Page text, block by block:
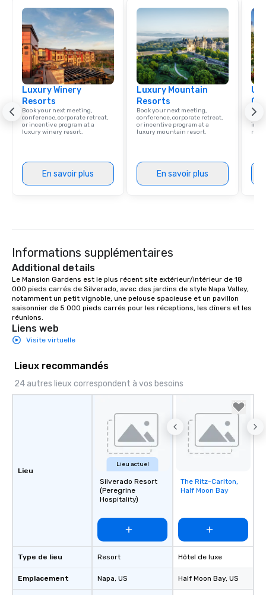
Luxury Winery
Resorts
Book your next meeting,
conference, corporate retreat,
or incentive program at a
luxury winery resort.
En savoir plus
Luxury Mountain
Resorts
Book your next meeting,
conference, corporate retreat,
or incentive program at a
luxury mountain resort.
En savoir plus
Find
Informations supplémentaires
Additional details
Le Mansion Gardens est le plus récent site extérieur/intérieur de 18
000 pieds carrés de Silverado, avec des jardins de style Napa Valley,
notamment un petit vignoble, une pelouse spacieuse et un pavillon
saisonnier de 5 000 pieds carrés pour les réceptions, les dîners et les
réunions.
Liens web
Visite virtuelle
Lieux recommandés
24 autres lieux correspondent à vos besoins
Lieu
Type de lieu
Emplacement
Lieu actuel
Silverado Resort
(Peregrine
Hospitality)
Resort
Napa, US
Removed from
favorites
The Ritz-Carlton,
Half Moon Bay
Hôtel de luxe
Half Moon Bay, US